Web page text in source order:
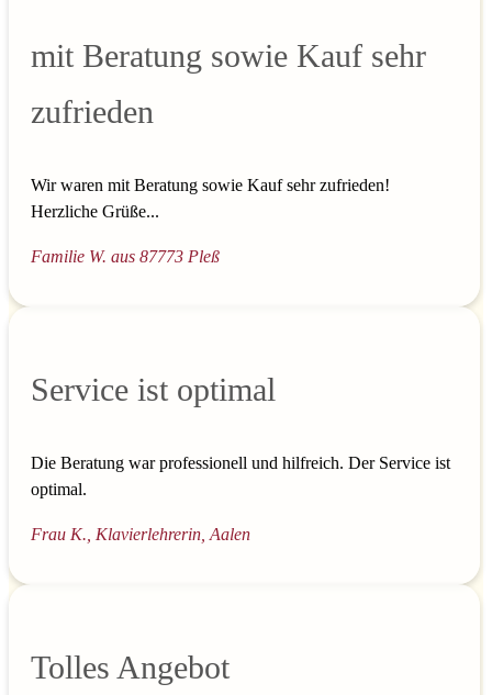
mit Beratung sowie Kauf sehr
zufrieden
Wir waren mit Beratung sowie Kauf sehr zufrieden!
Herzliche Grüße...
Familie W. aus 87773 Pleß
Service ist optimal
Die Beratung war professionell und hilfreich. Der Service ist
optimal.
Frau K., Klavierlehrerin, Aalen
Tolles Angebot